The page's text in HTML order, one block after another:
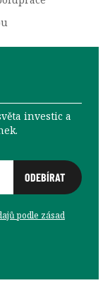
investic a
podle zásad